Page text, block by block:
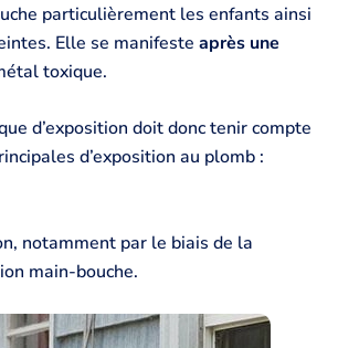
particulièrement les enfants ainsi
Elle se manifeste après une
toxique.
d’exposition doit donc tenir compte
d’exposition au plomb :
notamment par le biais de la
main-bouche.